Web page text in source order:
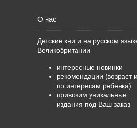
О нас
Детские книги на русском
Великобритании
интересные новинки
рекомендации (возраст
по интересам ребенка)
привозим уникальные
издания под Ваш заказ